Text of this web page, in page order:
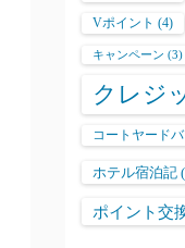
Vポイント (4)
キャンペーン (3)
クレジ
コートヤード
ホテル宿泊記
ポイント交